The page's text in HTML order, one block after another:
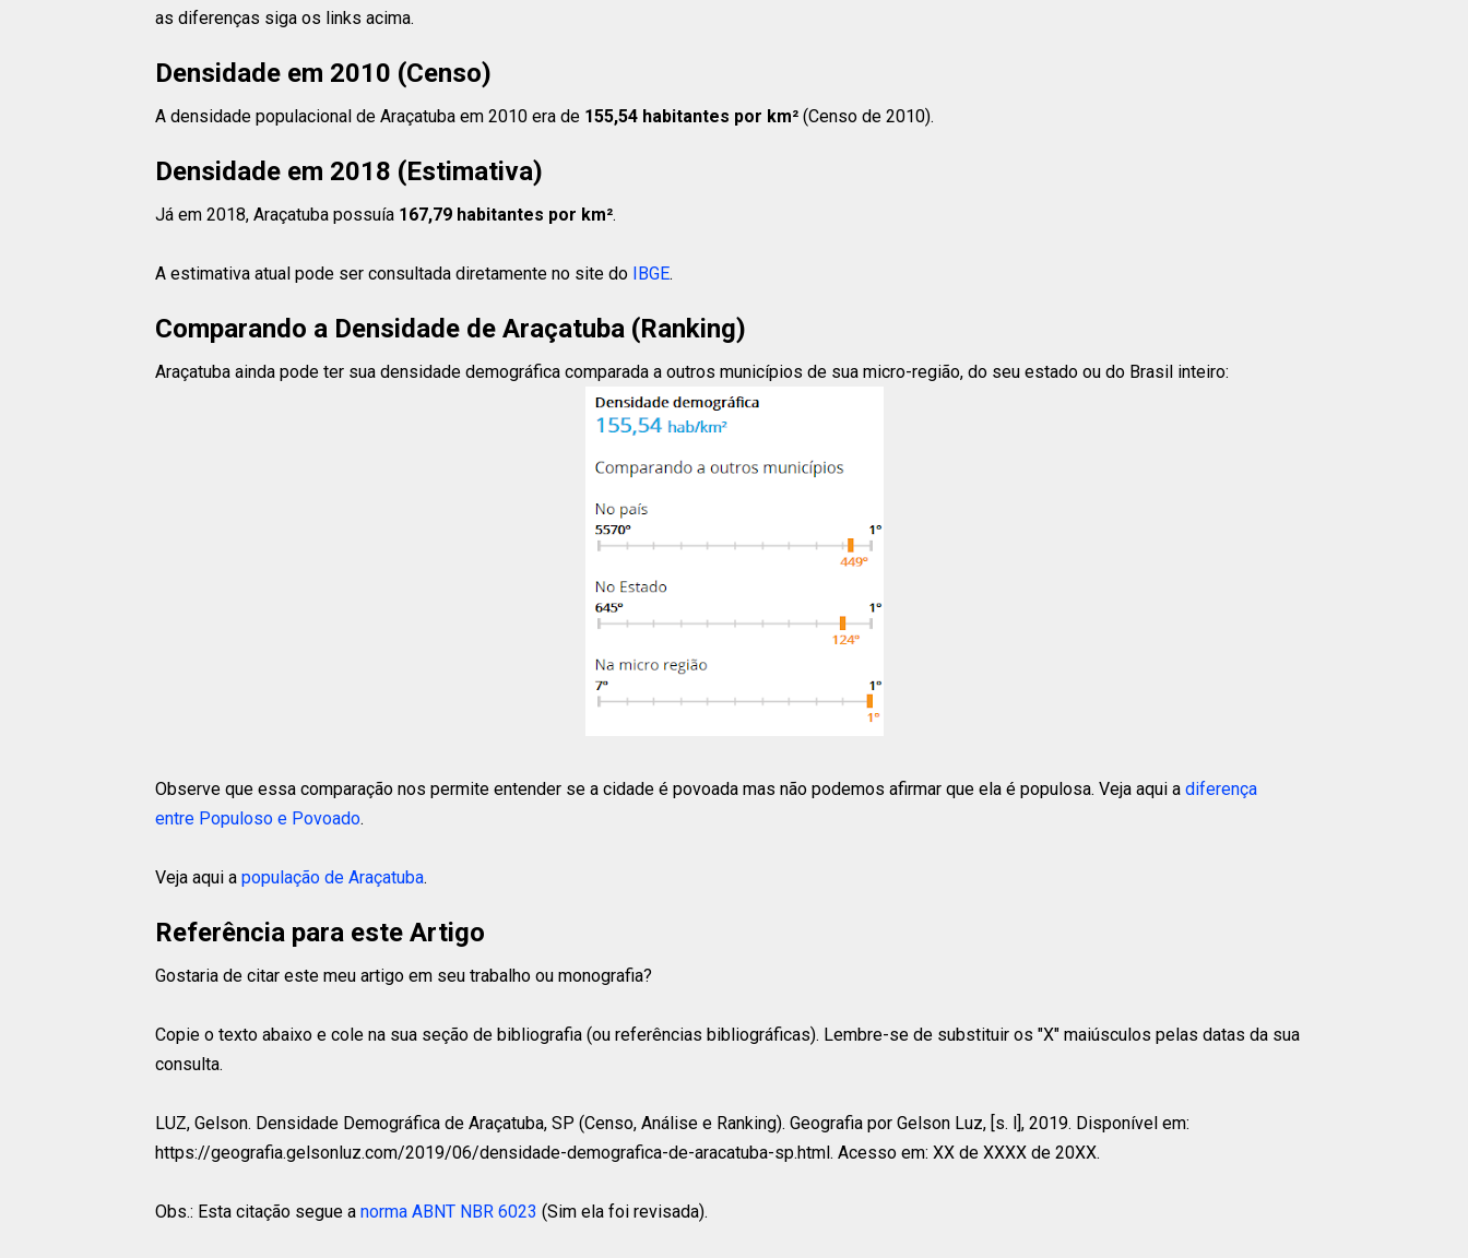
as diferenças siga os links acima.
Densidade em 2010 (Censo)
A densidade populacional de Araçatuba em 2010 era de 155,54 habitantes por km² (Censo de 2010).
Densidade em 2018 (Estimativa)
Já em 2018, Araçatuba possuía 167,79 habitantes por km².
A estimativa atual pode ser consultada diretamente no site do IBGE.
Comparando a Densidade de Araçatuba (Ranking)
Araçatuba ainda pode ter sua densidade demográfica comparada a outros municípios de sua micro-região, do seu estado ou do Brasil inteiro:
Observe que essa comparação nos permite entender se a cidade é povoada mas não podemos afirmar que ela é populosa. Veja aqui a diferença
entre Populoso e Povoado.
Veja aqui a população de Araçatuba.
Referência para este Artigo
Gostaria de citar este meu artigo em seu trabalho ou monografia?
Copie o texto abaixo e cole na sua seção de bibliografia (ou referências bibliográficas). Lembre-se de substituir os "X" maiúsculos pelas datas da sua
consulta.
LUZ, Gelson. Densidade Demográfica de Araçatuba, SP (Censo, Análise e Ranking). Geografia por Gelson Luz, [s. l], 2019. Disponível em:
https://geografia.gelsonluz.com/2019/06/densidade-demografica-de-aracatuba-sp.html. Acesso em: XX de XXXX de 20XX.
Obs.: Esta citação segue a norma ABNT NBR 6023 (Sim ela foi revisada).